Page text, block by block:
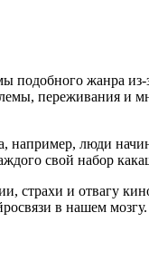
жанра из-
переживания и
например, люди
свой набор
страхи и отвагу
в нашем мозгу.